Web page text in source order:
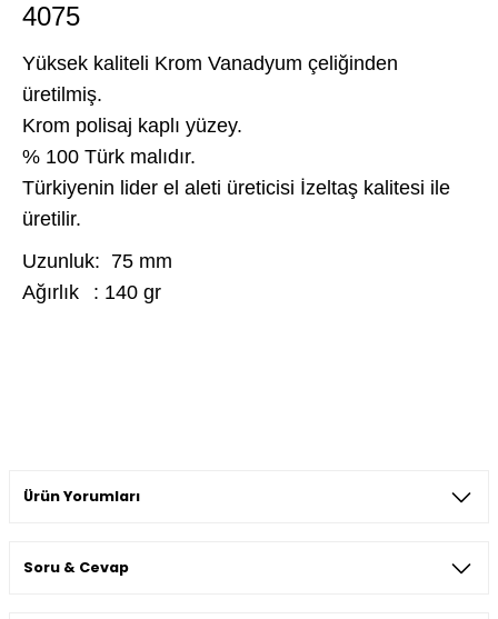
4075
Yüksek kaliteli Krom Vanadyum çeliğinden
üretilmiş.
Krom polisaj kaplı yüzey.
% 100 Türk malıdır.
Türkiyenin lider el aleti üreticisi İzeltaş kalitesi ile
üretilir.
Uzunluk: 75 mm
Ağırlık
: 140 gr
Ürün Yorumları
Soru & Cevap